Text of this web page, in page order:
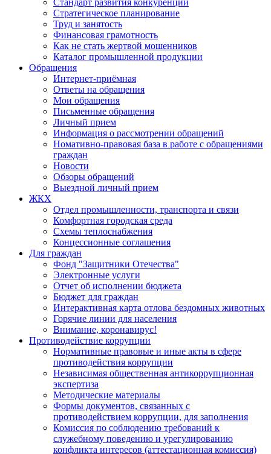
Стандарт развития конкуренции
Стратегическое планирование
Труд и занятость
Финансовая грамотность
Как не стать жертвой мошенников
Каталог промышленной продукции
Обращения
Интернет-приёмная
Ответы на обращения
Мои обращения
Письменные обращения
Личный прием
Информация о рассмотрении обращений
Номативно-правовая база в работе с обращениями
граждан
Новости
Обзоры обращений
Выездной личный прием
ЖКХ
Отдел промышленности, транспорта и связи
Комфортная городская среда
Схемы теплоснабжения
Концессионные соглашения
Для граждан
Фонд "Защитники Отечества"
Электронные услуги
Отчет об исполнении бюджета
Бюджет для граждан
Интерактивная карта отлова бездомных животных
Горячие линии для населения
Внимание, коронавирус!
Противодействие коррупции
Нормативные правовые и иные акты в сфере
противодействия коррупции
Независимая общественная антикоррупционная
экспертиза
Методические материалы
Формы документов, связанных с
противодействием коррупции, для заполнения
Комиссия по соблюдению требований к
служебному поведению и урегулированию
конфликта интересов (аттестационная комиссия)